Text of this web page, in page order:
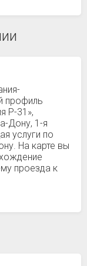
профиль
Р-31»,
Дону, 1-я
услуги по
На карте вы
проезда к